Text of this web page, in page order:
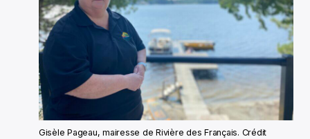
Gisèle Pageau, mairesse de Rivière des Français. Crédit